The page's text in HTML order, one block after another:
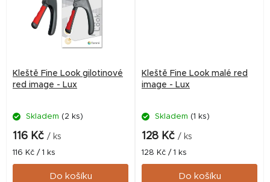
Kleště Fine Look gilotinové
red image - Lux
Skladem (2 ks)
116 Kč / ks
Měrná
cena:
116 Kč / 1 ks
Do košíku
Kleště Fine Look malé red
image - Lux
Skladem (1 ks)
128 Kč / ks
Měrná
cena:
128 Kč / 1 ks
Do košíku